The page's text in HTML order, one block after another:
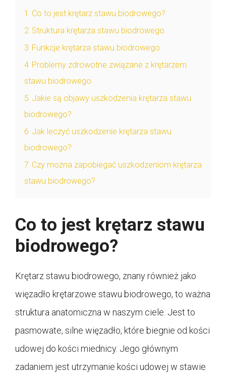
1 Co to jest krętarz stawu biodrowego?
2 Struktura krętarza stawu biodrowego
3 Funkcje krętarza stawu biodrowego
4 Problemy zdrowotne związane z krętarzem
stawu biodrowego
5 Jakie są objawy uszkodzenia krętarza stawu
biodrowego?
6 Jak leczyć uszkodzenie krętarza stawu
biodrowego?
7 Czy można zapobiegać uszkodzeniom krętarza
stawu biodrowego?
Co to jest krętarz stawu
biodrowego?
Krętarz stawu biodrowego, znany również jako
więzadło krętarzowe stawu biodrowego, to ważna
struktura anatomiczna w naszym ciele. Jest to
pasmowate, silne więzadło, które biegnie od kości
udowej do kości miednicy. Jego głównym
zadaniem jest utrzymanie kości udowej w stawie